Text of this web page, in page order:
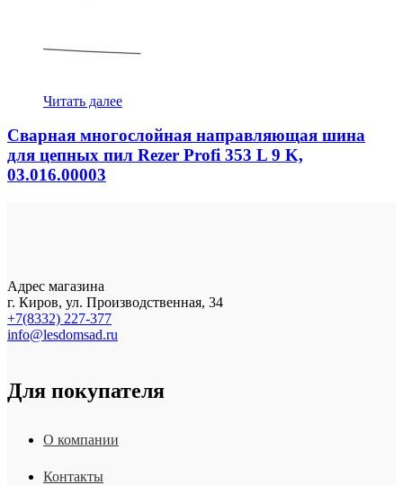
Читать далее
Сварная многослойная направляющая шина
для цепных пил Rezer Profi 353 L 9 K,
03.016.00003
Адрес магазина
г. Киров, ул. Производственная, 34
+7(8332) 227-377
info@lesdomsad.ru
Для покупателя
О компании
Контакты